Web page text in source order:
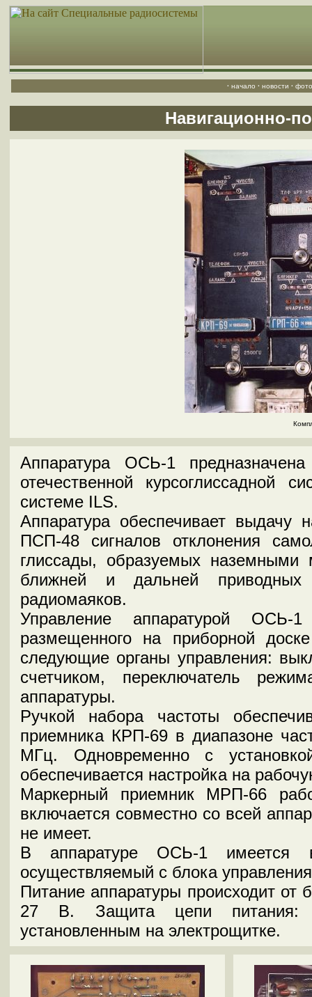
· начало · новости ·
Навигационно-
Аппаратура ОСЬ-1
отечественной
системе ILS.
Аппаратура обеспечивает выдачу
ПСП-48 сигналов отклонения
глиссады, образуемых
ближней и дальней приводных
радиомаяков.
Управление аппаратурой ОСЬ-
размещенного на приборной
следующие органы управления:
счетчиком, переключатель
аппаратуры.
Ручкой набора частоты
приемника КРП-69 в диапазоне
МГц. Одновременно с
обеспечивается настройка на
Маркерный приемник МРП-66
включается совместно со всей
не имеет.
В аппаратуре ОСЬ-1 имеется
осуществляемый с блока
Питание аппаратуры происходит от
27 В. Защита цепи питания:
установленным на электрощитке.